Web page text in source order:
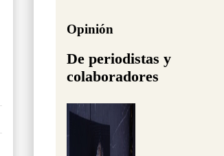
Opinión
De periodistas y
colaboradores